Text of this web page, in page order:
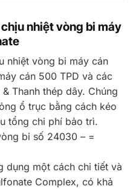
nhiệt vòng bi máy
nhiệt vòng bi máy cán
cán 500 TPD và các
Thanh thép dây. Chúng
ổ trục bằng cách kéo
tổng chi phí bảo trì.
bi số 24030 – =
dụng một cách chi tiết và
Complex, có khả